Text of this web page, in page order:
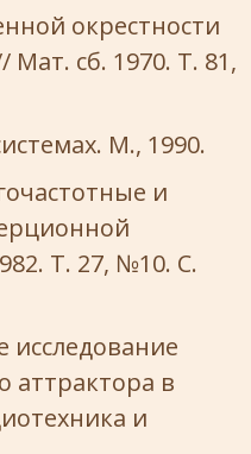
окрестности
Мат. сб. 1970. Т. 81,
М., 1990.
и
Т. 27, №10. С.
исследование
аттрактора в
и